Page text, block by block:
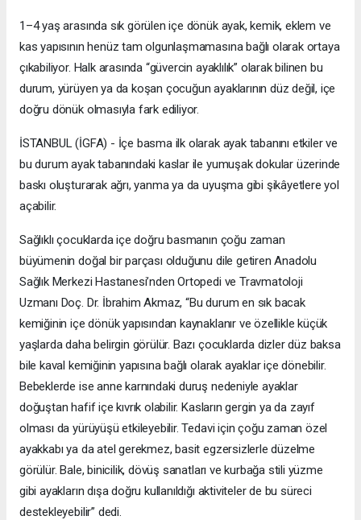
1–4 yaş arasında sık görülen içe dönük ayak, kemik, eklem ve
kas yapısının henüz tam olgunlaşmamasına bağlı olarak ortaya
çıkabiliyor. Halk arasında “güvercin ayaklılık” olarak bilinen bu
durum, yürüyen ya da koşan çocuğun ayaklarının düz değil, içe
doğru dönük olmasıyla fark ediliyor.
İSTANBUL (İGFA) - İçe basma ilk olarak ayak tabanını etkiler ve
bu durum ayak tabanındaki kaslar ile yumuşak dokular üzerinde
baskı oluşturarak ağrı, yanma ya da uyuşma gibi şikâyetlere yol
açabilir.
Sağlıklı çocuklarda içe doğru basmanın çoğu zaman
büyümenin doğal bir parçası olduğunu dile getiren Anadolu
Sağlık Merkezi Hastanesi’nden Ortopedi ve Travmatoloji
Uzmanı Doç. Dr. İbrahim Akmaz, “Bu durum en sık bacak
kemiğinin içe dönük yapısından kaynaklanır ve özellikle küçük
yaşlarda daha belirgin görülür. Bazı çocuklarda dizler düz baksa
bile kaval kemiğinin yapısına bağlı olarak ayaklar içe dönebilir.
Bebeklerde ise anne karnındaki duruş nedeniyle ayaklar
doğuştan hafif içe kıvrık olabilir. Kasların gergin ya da zayıf
olması da yürüyüşü etkileyebilir. Tedavi için çoğu zaman özel
ayakkabı ya da atel gerekmez, basit egzersizlerle düzelme
görülür. Bale, binicilik, dövüş sanatları ve kurbağa stili yüzme
gibi ayakların dışa doğru kullanıldığı aktiviteler de bu süreci
destekleyebilir” dedi.